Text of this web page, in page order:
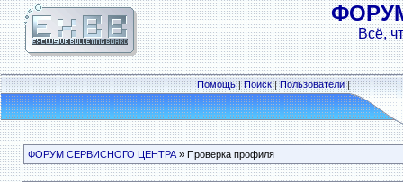
Всё,
|Помощь|Поиск|Пользователи|
ФОРУМ СЕРВИСНОГО ЦЕНТРА» Проверка профиля